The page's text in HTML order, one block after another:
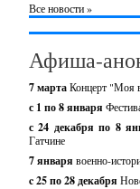
Все новости »
Афиша-
7 мартаКонцерт "Моя
с 1 по 8 января
с 24 декабря по 8
Гатчине
7 января военно-
c 25 по 28 декабря